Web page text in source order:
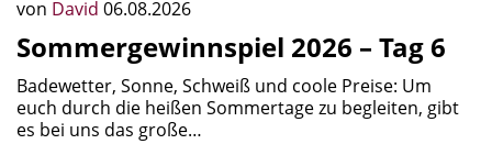
von David 06.08.2026
Sommergewinnspiel 2026 – Tag 6
Badewetter, Sonne, Schweiß und coole Preise: Um
euch durch die heißen Sommertage zu begleiten, gibt
es bei uns das große…